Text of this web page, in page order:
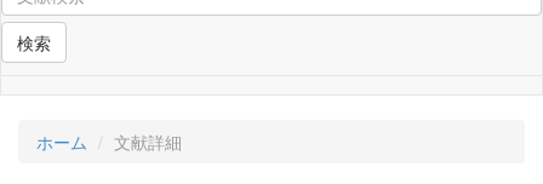
検索
ホーム 文献詳細